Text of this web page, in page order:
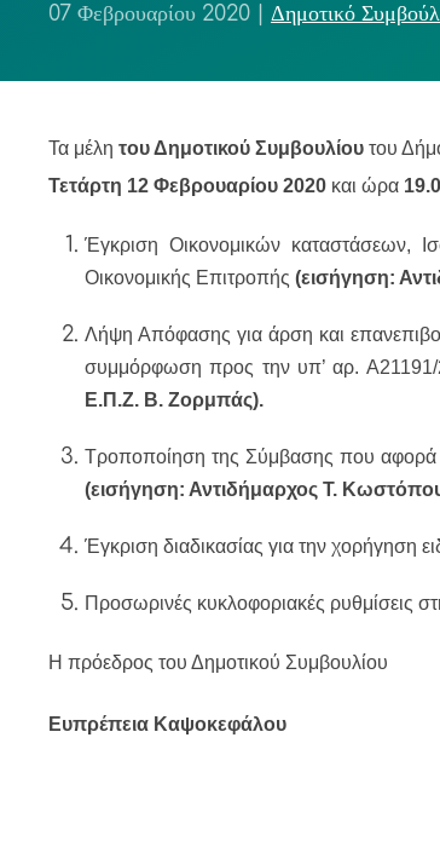
07 Φεβρουαρίου 2020 Δημοτικό
Τα μέλη του Δημοτικού Συμβουλίου του
Τετάρτη 12 Φεβρουαρίου 2020 και ώρα
Έγκριση Οικονομικών καταστάσεων,
Οικονομικής Επιτροπής (εισήγηση:
Λήψη Απόφασης για άρση και
συμμόρφωση προς την υπ’ αρ. Α21191/
Ε.Π.Ζ. Β. Ζορμπάς).
Τροποποίηση της Σύμβασης που αφορά
(εισήγηση: Αντιδήμαρχος Τ.
Έγκριση διαδικασίας για την
Προσωρινές κυκλοφοριακές ρυθμίσεις
Η πρόεδρος του Δημοτικού Συμβουλίου
Ευπρέπεια Καψοκεφάλου